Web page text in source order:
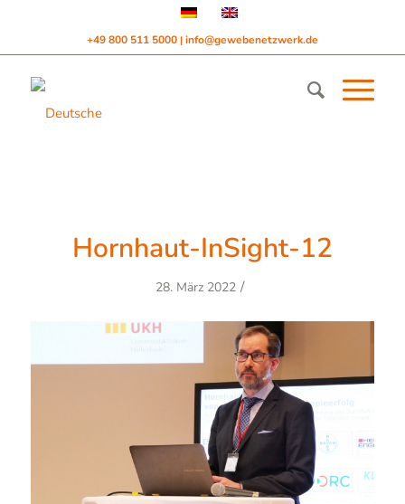
+49 800 511 5000 | info@gewebenetzwerk.de
Hornhaut-InSight-12
28. März 2022 /